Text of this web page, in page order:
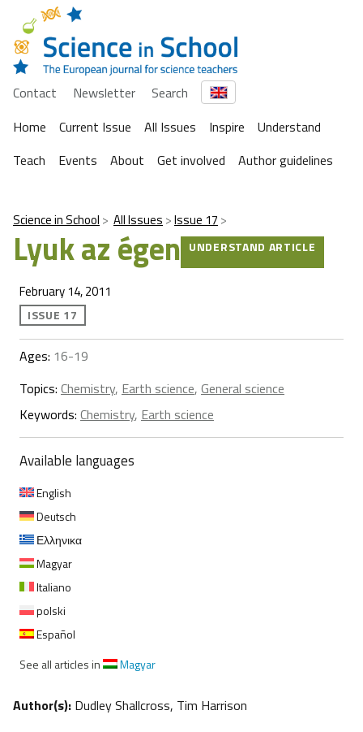
Contact Newsletter
Search
Home
Current Issue All Issues Inspire
Understand
Teach
Events About Get involved Author guidelines
Science in School All Issues Issue 17
Lyuk az égen UNDERSTAND ARTICLE
February 14, 2011
ISSUE 17
Ages: 16-19
Topics: Chemistry, Earth science, General science
Keywords: Chemistry, Earth science
Available languages
English
Deutsch
Ελληνικα
Magyar
Italiano
polski
Español
See all articles in
Magyar
Author(s): Dudley Shallcross, Tim Harrison